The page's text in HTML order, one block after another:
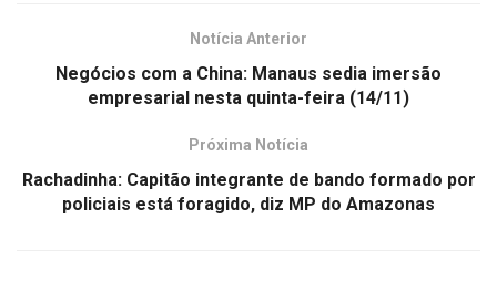
Notícia Anterior
Negócios com a China: Manaus sedia imersão
empresarial nesta quinta-feira (14/11)
Próxima Notícia
Rachadinha: Capitão integrante de bando formado por
policiais está foragido, diz MP do Amazonas